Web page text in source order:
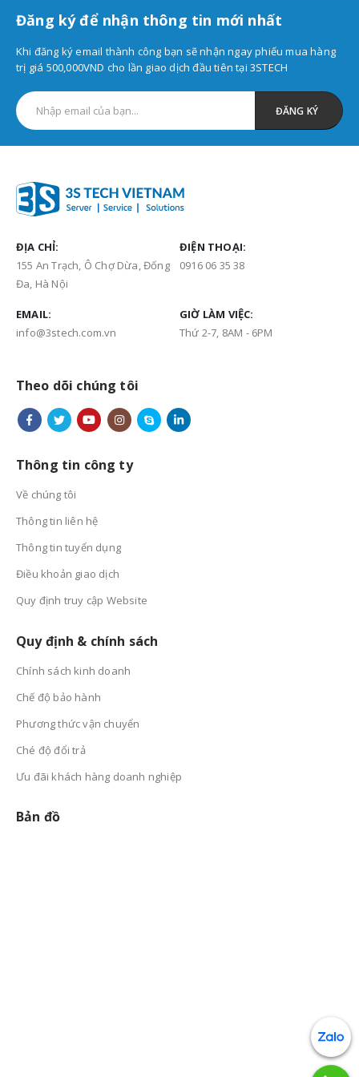
Đăng ký để nhận thông tin mới nhất
Khi đăng ký email thành công bạn sẽ nhận ngay phiếu mua hàng
trị giá 500,000VND cho lần giao dịch đầu tiên tại 3STECH
ĐỊA CHỈ:
155 An Trạch, Ô Chợ Dừa, Đống
Đa, Hà Nội
ĐIỆN THOẠI:
0916 06 35 38
EMAIL:
info@3stech.com.vn
GIỜ LÀM VIỆC:
Thứ 2-7, 8AM - 6PM
Theo dõi chúng tôi
Thông tin công ty
Về chúng tôi
Thông tin liên hệ
Thông tin tuyển dụng
Điều khoản giao dịch
Quy định truy cập Website
Quy định & chính sách
Chính sách kinh doanh
Chế độ bảo hành
Phương thức vận chuyển
Ché độ đổi trả
Ưu đãi khách hàng doanh nghiệp
Bản đồ